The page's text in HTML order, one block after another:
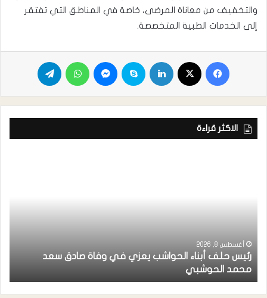
والتخفيف من معاناة المرضى، خاصة في المناطق التي تفتقر
إلى الخدمات الطبية المتخصصة.
الاكثر قراءة
أغسطس 8, 2026
رئيس حلف أبناء الحواشب يعزي في وفاة صادق سعد
محمد الحوشبي